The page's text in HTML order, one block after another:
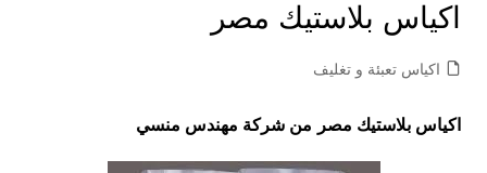
اكياس بلاستيك مصر
اكياس تعبئة و تغليف
اكياس بلاستيك مصر من شركة مهندس منسي